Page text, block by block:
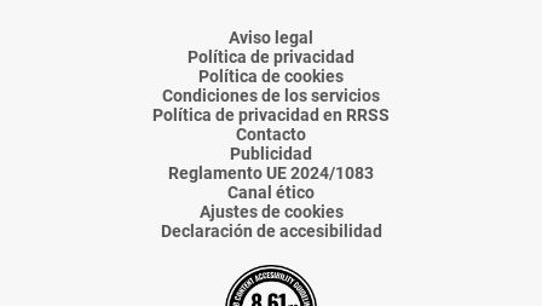
AlmeríaAlmeríaAlmería
Almería
Aviso legal
Política de privacidad
Política de cookies
Condiciones de los servicios
Política de privacidad en RRSS
Contacto
Publicidad
Reglamento UE 2024/1083
Canal ético
Ajustes de cookies
Declaración de accesibilidad